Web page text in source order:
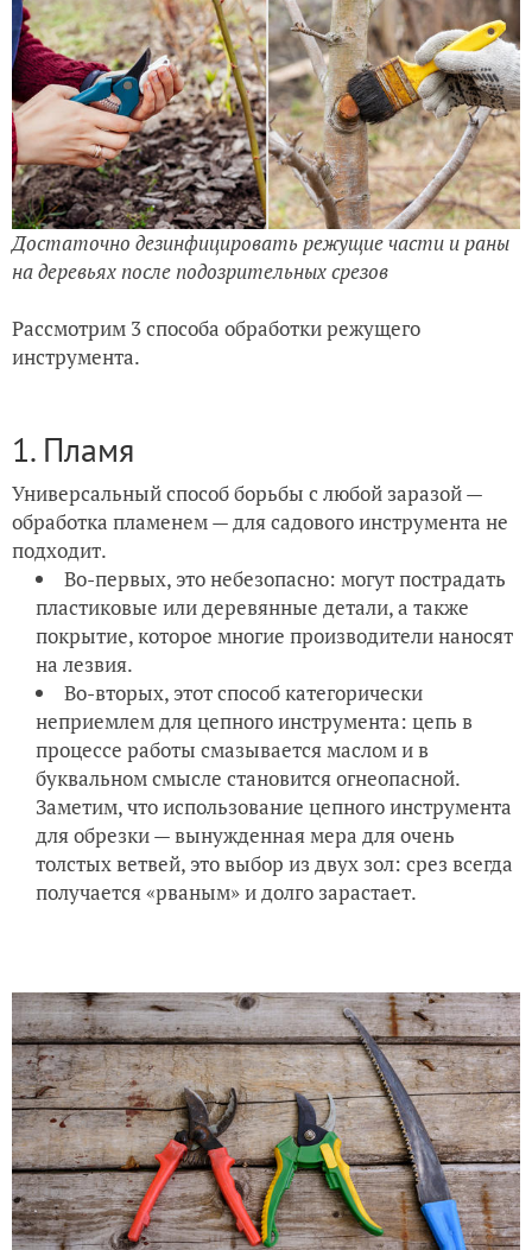
Достаточно дезинфицировать режущие части и раны
на деревьях после подозрительных срезов
Рассмотрим 3 способа обработки режущего
инструмента.
1. Пламя
Универсальный способ борьбы с любой заразой —
обработка пламенем — для садового инструмента не
подходит.
Во-первых, это небезопасно: могут пострадать
пластиковые или деревянные детали, а также
покрытие, которое многие производители наносят
на лезвия.
Во-вторых, этот способ категорически
неприемлем для цепного инструмента: цепь в
процессе работы смазывается маслом и в
буквальном смысле становится огнеопасной.
Заметим, что использование цепного инструмента
для обрезки — вынужденная мера для очень
толстых ветвей, это выбор из двух зол: срез всегда
получается «рваным» и долго зарастает.